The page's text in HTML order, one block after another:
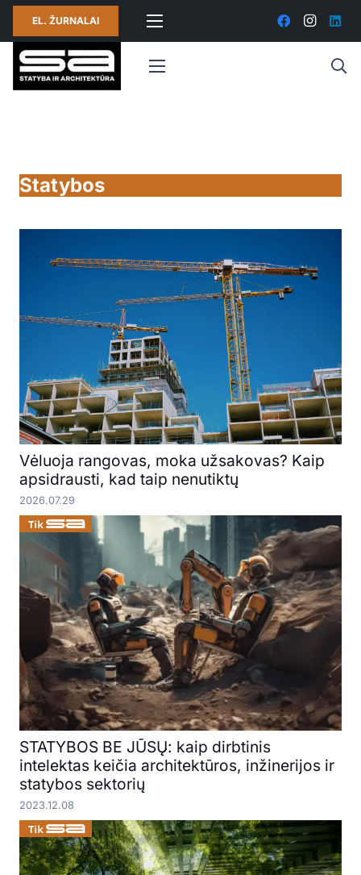
EL. ŽURNALAI
Statybos
Vėluoja rangovas, moka užsakovas? Kaip
apsidrausti, kad taip nenutiktų
2026.07.29
STATYBOS BE JŪSŲ: kaip dirbtinis
intelektas keičia architektūros, inžinerijos ir
statybos sektorių
2023.12.08